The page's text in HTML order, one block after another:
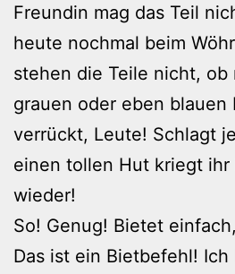
Freundin mag das Teil
heute nochmal beim
stehen die Teile nicht,
grauen oder eben blauen
verrückt, Leute! Schlagt
einen tollen Hut kriegt
wieder!
So! Genug! Bietet
Das ist ein Bietbefehl! Ich